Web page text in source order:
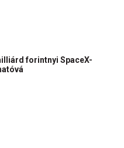
forintnyi SpaceX-